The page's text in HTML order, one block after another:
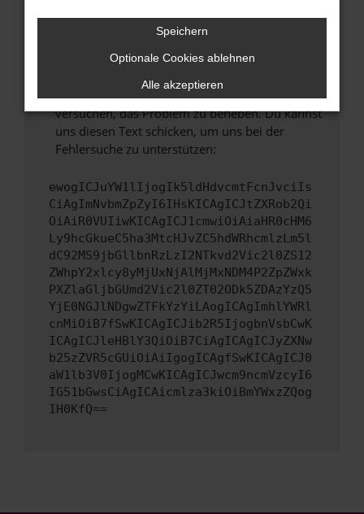
führen, dass bestimmte Funktionen nicht mehr
unterstützt werden.
Wende dich an den Webseitenbetreiber.
Wenn du alle oben genannten Schritte versucht
hast, kontaktiere uns bitte. Wir werden
versuchen, das Problem zu beheben. Du kannst
uns diesen Text schicken, um uns bei der
Fehlersuche zu unterstützen:
ewogICJuYW1lIjogIk5ldHdvcmtFcnJvciIs
CiAgImNvbmZpZyI6IHsKICAgICJtZXRob2Qi
OiAiR0VUIiwKICAgICJ1cmwiOiAiaHR0cHM6
Ly9hcGkueC5ha3MtcHJvZC5hdWRhcmlzLm5l
dC92MS9jbGllbnRzLzI2NTkvd2Vic2l0ZS12
ZWhpY2xlcy8yMjUxNjAlMjMxNDM4P2ZpZWxk
PXZlaGljbGUmd2Vic2l0ZT02ODk5ZDAzYzQ5
YjE0NGJlNDgwZTFkYzYiLAogICAgImhlYWRl
cnMiOiB7fSwKICAgICJib2R5IjogbnVsbCwK
ICAgICJleHBlY3QiOiB7CiAgICAgICJyZXNw
b25zZVR5cGUiOiAiIgogICAgfSwKICAgICJ0
aW1lb3V0IjogMCwKICAgICJwcm9ncmVzcyI6
IG51bGwsCiAgICAicmlza3kiOiBmYWxzZQog
IH0KfQ==
Speichern
Optionale Cookies ablehnen
Alle akzeptieren